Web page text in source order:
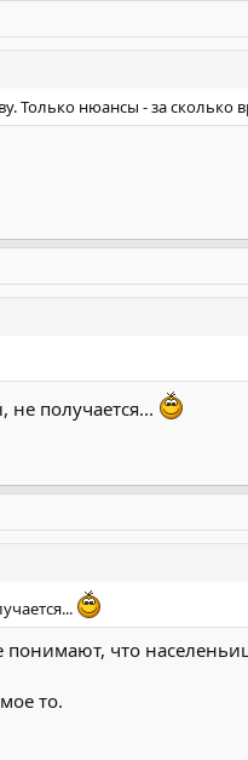
Только нюансы - за сколько
получается...
что
то.